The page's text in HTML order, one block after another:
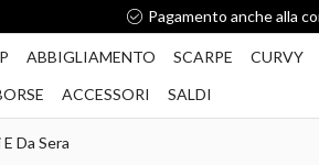
Pagamento anche alla
ABBIGLIAMENTO SCARPE
CURVY
ACCESSORI SALDI
Da Sera